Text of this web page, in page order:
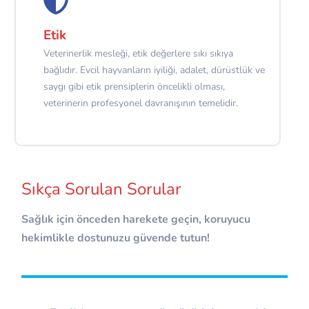
Etik
Veterinerlik mesleği, etik değerlere sıkı sıkıya
bağlıdır. Evcil hayvanların iyiliği, adalet, dürüstlük ve
saygı gibi etik prensiplerin öncelikli olması,
veterinerin profesyonel davranışının temelidir.
Sıkça Sorulan Sorular
Sağlık için önceden harekete geçin, koruyucu
hekimlikle dostunuzu güvende tutun!